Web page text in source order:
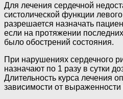
Для лечения сердечной
систолической функции
разрешается назначать
если на протяжении
было обострений состояния.
При нарушениях сердечного
назначают по 1 разу в сутки
Длительность курса лечения
зависимости от